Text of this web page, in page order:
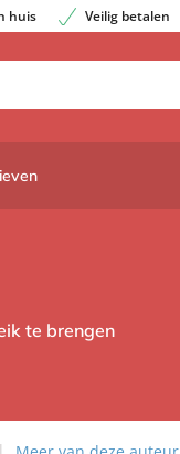
huis Veilig betalen
te brengen